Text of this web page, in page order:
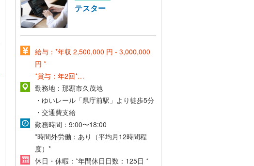
テスター
給与：*年収 2,500,000 円 - 3,000,000
円 *
*賞与：年2回*
* 昇給：年1回(1月 前年評価で決定) *
・住宅手当
・通勤手当(月額2万円まで実費支給)
・家族扶養手当(1万円/18才未満)
勤務地：那覇市久茂地
・ゆいレール「県庁前駅」より徒歩5分
・交通費支給
勤務時間：9:00〜18:00
*時間外労働：あり（平均月12時間程
度）*
休日・休暇：*年間休日日数：125日 *